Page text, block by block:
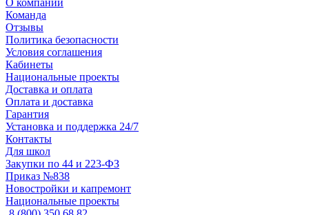
О компании
Команда
Отзывы
Политика безопасности
Условия соглашения
Кабинеты
Национальные проекты
Доставка и оплата
Оплата и доставка
Гарантия
Установка и поддержка 24/7
Контакты
Для школ
Закупки по 44 и 223-ФЗ
Приказ №838
Новостройки и капремонт
Национальные проекты